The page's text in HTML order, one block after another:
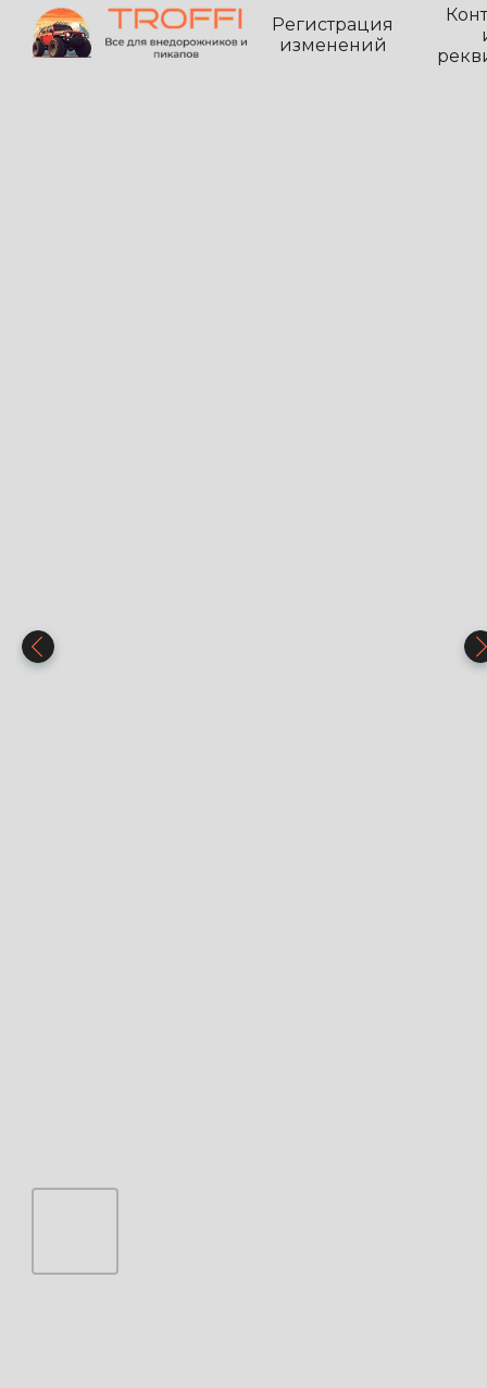
Регистрация
изменений